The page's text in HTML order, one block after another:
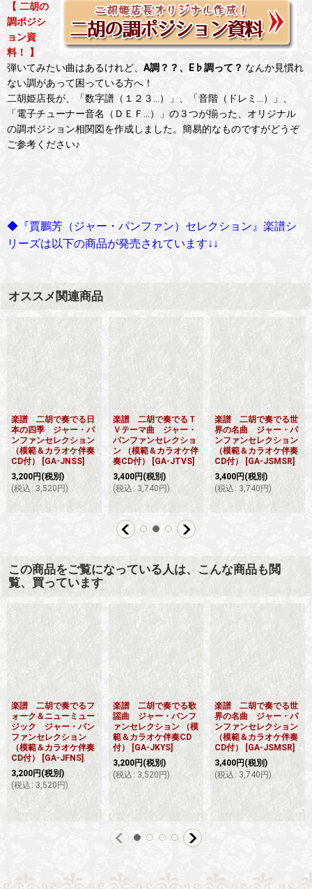
【 二胡の
調ポジシ
ョン資
料！ 】
弾いてみたい曲はあるけれど、 A調？？、E♭調って？ なんか見慣れ
ない調があって困っている方へ！
二胡姫店長が、「数字譜（１２３…）」、「音階（ドレミ…）」、
「電子チューナー音名（ＤＥＦ…）」の３つが揃った、オリジナル
の調ポジション相関図を作成しました。簡易的なものですがどうぞ
ご参考ください♪
◆『賈鵬芳（ジャー・パンファン）セレクション』楽譜シ
リーズは以下の商品が発売されています↓↓
オススメ関連商品
楽譜 二胡で奏でる日
本の四季 ジャー・パ
ンファンセレクション
（模範＆カラオケ伴奏
CD付） [GA-JNSS]
3,200円(税別)
(税込 : 3,520 円)
楽譜 二胡で奏でるＴ
Ｖテーマ曲 ジャー・
パンファンセレクショ
ン （模範＆カラオケ伴
奏CD付） [GA-JTVS]
3,400円 (税別)
(税込: 3,740 円)
楽譜 二胡で奏でる世
界の名曲 ジャー・パ
ンファンセレクション
（模範＆カラオケ伴奏
CD付）
[GA-JSMSR]
3,400円(税別)
(税込: 3,740 円)
この商品をご覧になっている人は、こんな商品も閲
覧、買っています
楽譜 二胡で奏でるフ
ォーク＆ニューミュー
ジック ジャー・パン
ファンセレクション
（模範＆カラオケ伴奏
CD付）
[GA-JFNS]
3,200円 (税別)
(税込: 3,520 円)
楽譜 二胡で奏でる歌
謡曲 ジャー・パンフ
ァンセレクション （模
範＆カラオケ伴奏CD
付） [GA-JKYS]
3,200円 (税別)
(税込: 3,520 円)
楽譜 二胡で奏でる世
界の名曲 ジャー・パ
ンファンセレクション
（模範＆カラオケ伴奏
CD付） [GA-JSMSR]
3,400円(税別)
(税込 : 3,740 円)